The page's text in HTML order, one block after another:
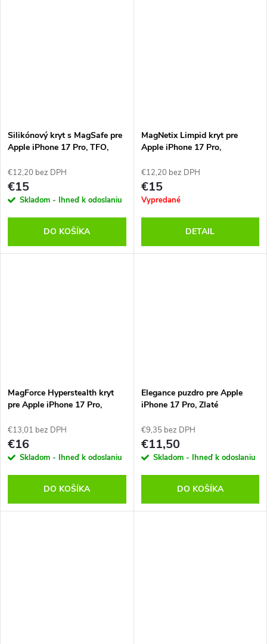
Silikónový kryt s MagSafe pre
Apple iPhone 17 Pro, TFO,
€12,20 bez DPH
€15
Skladom - Ihneď k odoslaniu
DO KOŠÍKA
MagNetix Limpid kryt pre
Apple iPhone 17 Pro,
€12,20 bez DPH
€15
Vypredané
DETAIL
MagForce Hyperstealth kryt
pre Apple iPhone 17 Pro,
€13,01 bez DPH
€16
Skladom - Ihneď k odoslaniu
DO KOŠÍKA
Elegance puzdro pre Apple
iPhone 17 Pro, Zlaté
€9,35 bez DPH
€11,50
Skladom - Ihneď k odoslaniu
DO KOŠÍKA